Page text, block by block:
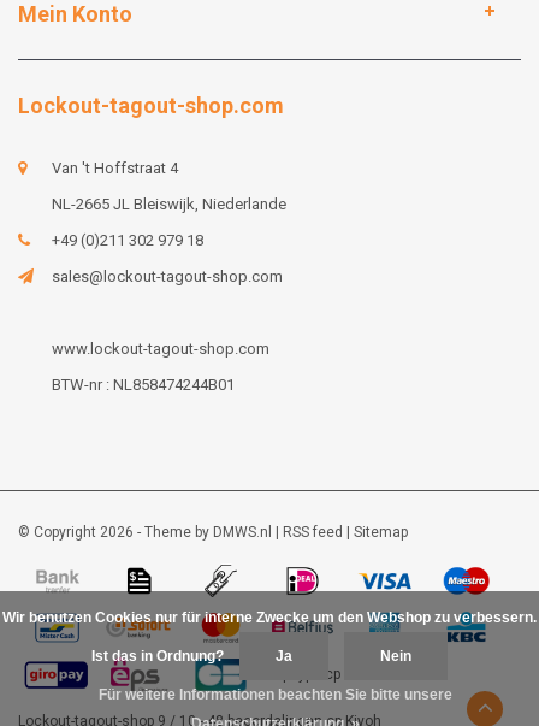
Mein Konto
Lockout-tagout-shop.com
Van 't Hoffstraat 4
NL-2665 JL Bleiswijk, Niederlande
+49 (0)211 302 979 18
sales@lockout-tagout-shop.com
www.lockout-tagout-shop.com
BTW-nr : NL858474244B01
© Copyright 2026 - Theme by DMWS.nl RSS feed Sitemap
Lockout-tagout-shop 9 / 10-48beoordelingen op Kiyoh
Wir benutzen Cookies nur für interne Zwecke um den Webshop zu verbessern.
Ist das in Ordnung? Ja Nein
Für weitere Informationen beachten Sie bitte unsere